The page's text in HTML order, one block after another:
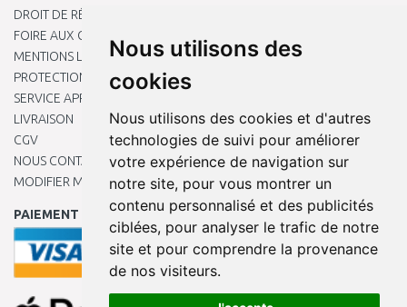
Nous utilisons des
cookies
Nous utilisons des cookies et d'autres
technologies de suivi pour améliorer
votre expérience de navigation sur
notre site, pour vous montrer un
contenu personnalisé et des publicités
ciblées, pour analyser le trafic de notre
site et pour comprendre la provenance
de nos visiteurs.
DROIT DE RÉTRACTATION
FOIRE AUX QUESTIONS
MENTIONS LÉGALES
PROTECTION DES DONNÉES PERSONNELLES
SERVICE APRÈS-VENTE
LIVRAISON
CGV
NOUS CONTACTER
MODIFIER MES PRÉFÉRENCES DE COOKIES
PAIEMENT EN LIGNE